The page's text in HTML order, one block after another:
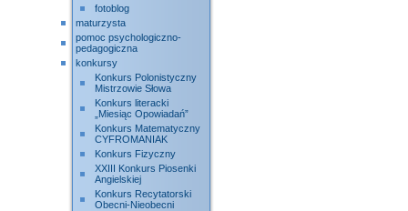
fotoblog
maturzysta
pomoc psychologiczno-
pedagogiczna
konkursy
Konkurs Polonistyczny
Mistrzowie Słowa
Konkurs literacki
„Miesiąc Opowiadań”
Konkurs Matematyczny
CYFROMANIAK
Konkurs Fizyczny
XXIII Konkurs Piosenki
Angielskiej
Konkurs Recytatorski
Obecni-Nieobecni